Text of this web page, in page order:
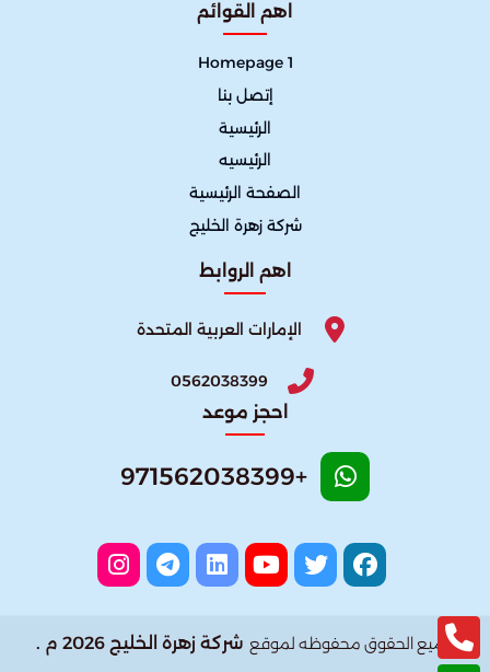
اهم القوائم
Homepage 1
إتصل بنا
الرئيسية
الرئيسيه
الصفحة الرئيسية
شركة زهرة الخليج
اهم الروابط
الإمارات العربية المتحدة
0562038399
احجز موعد
+971562038399
جميع الحقوق محفوظه لموقع شركة زهرة الخليج 2026 م .